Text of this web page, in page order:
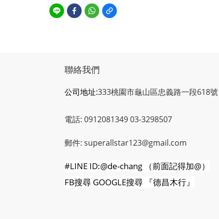
聯絡我們
公司地址:333桃園市龜山區忠義路一段618號
電話: 0912081349 03-3298507
郵件: superallstar123@gmail.com
#LINE ID:@de-chang （前面記得加@）
FB搜尋 GOOGLE搜尋 『德昌木行』